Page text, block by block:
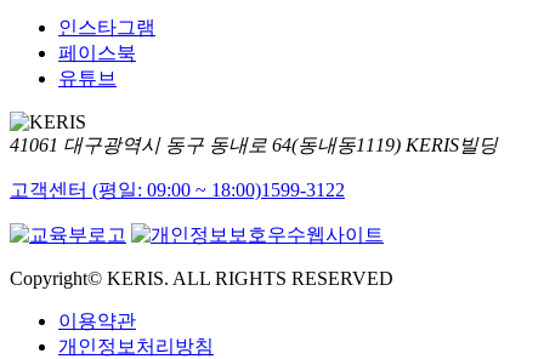
인스타그램
페이스북
유튜브
41061 대구광역시 동구 동내로 64(동내동1119) KERIS빌딩
고객센터 (평일: 09:00 ~ 18:00)1599-3122
Copyright© KERIS. ALL RIGHTS RESERVED
이용약관
개인정보처리방침